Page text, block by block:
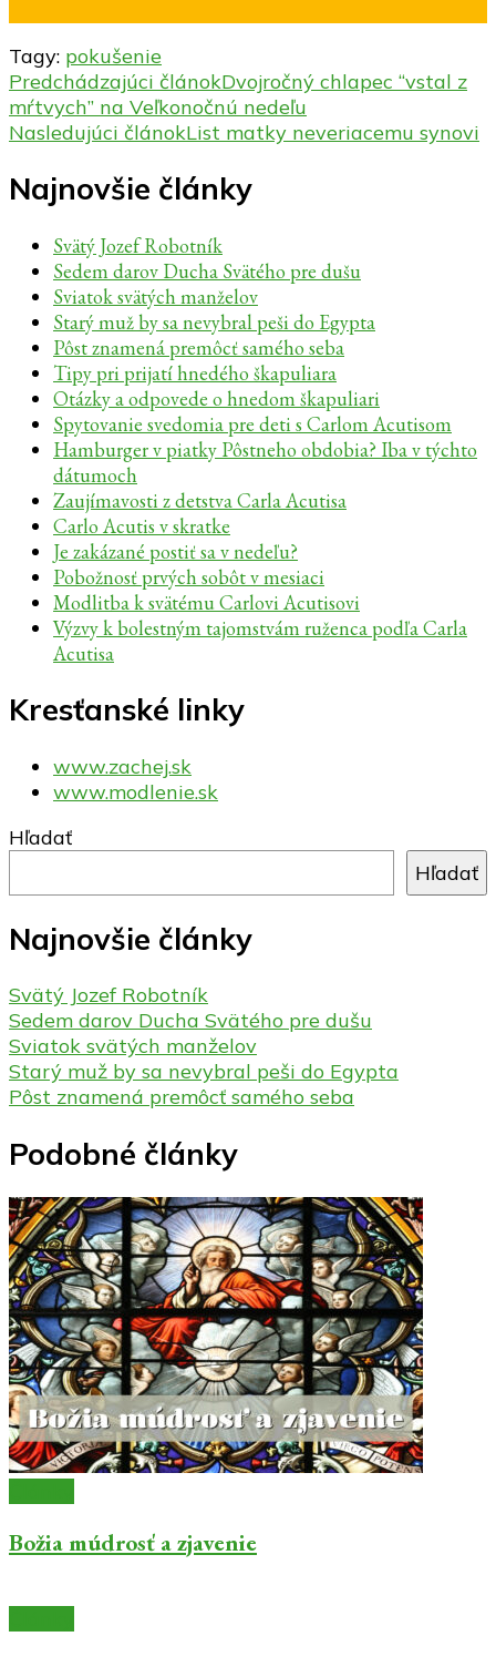
Tagy: pokušenie
Navigácia
v
Predchádzajúci článokDvojročný chlapec “vstal z
mŕtvych” na Veľkonočnú nedeľu
Nasledujúci článokList matky neveriacemu synovi
Najnovšie články
Svätý Jozef Robotník
Sedem darov Ducha Svätého pre dušu
Sviatok svätých manželov
Starý muž by sa nevybral peši do Egypta
Pôst znamená premôcť samého seba
Tipy pri prijatí hnedého škapuliara
Otázky a odpovede o hnedom škapuliari
Spytovanie svedomia pre deti s Carlom Acutisom
Hamburger v piatky Pôstneho obdobia? Iba v týchto
dátumoch
Zaujímavosti z detstva Carla Acutisa
Carlo Acutis v skratke
Je zakázané postiť sa v nedeľu?
Pobožnosť prvých sobôt v mesiaci
Modlitba k svätému Carlovi Acutisovi
Výzvy k bolestným tajomstvám ruženca podľa Carla
Acutisa
Kresťanské linky
www.zachej.sk
www.modlenie.sk
Hľadať
Hľadať
Najnovšie články
Svätý Jozef Robotník
Sedem darov Ducha Svätého pre dušu
Sviatok svätých manželov
Starý muž by sa nevybral peši do Egypta
Pôst znamená premôcť samého seba
Podobné články
Božia múdrosť a zjavenie